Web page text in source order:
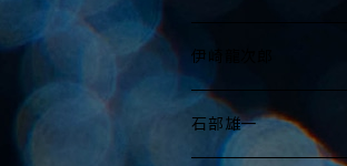
B3～A2
B4～A3
伊崎龍次郎
B3～A2
石部雄一